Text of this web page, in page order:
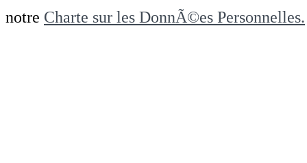
notre Charte sur les DonnÃ©es Personnelles.